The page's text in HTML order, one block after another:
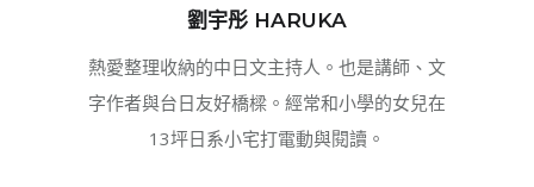
劉宇彤 HARUKA
熱愛整理收納的中日文主持人。也是講師、文
字作者與台日友好橋樑。經常和小學的女兒在
13坪日系小宅打電動與閱讀。